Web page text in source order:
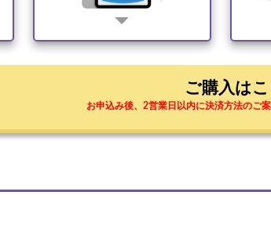
arrow_drop_down
ご購入は
お申込み後、2営業日以内に決済方法のご